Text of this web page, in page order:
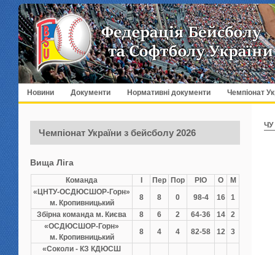
Новини Документи Нормативні документи Чемпіонат
Чемпіонат України з бейсболу 2026
Вища Ліга
Команда Пер Пор РІО О
М
«ЦНТУ-ОСДЮСШОР-Горн»
м. Кропивницький
8 8 0 98-4 16
1
Збірна команда м. Києва
8 6 2 64-36 14
2
«ОСДЮСШОР-Горн»
м. Кропивницький
8 4 4 82-58 12
3
«Соколи - КЗ КДЮСШ
ЧУ